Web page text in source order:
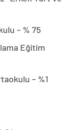
– % 75
Eğitim
– %1